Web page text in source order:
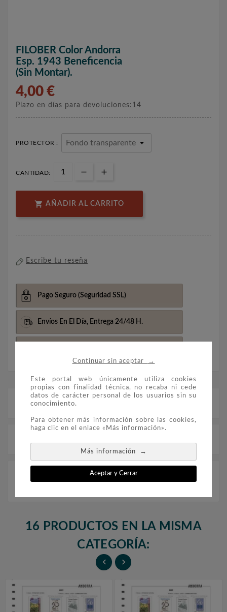
Continuar sin aceptar →
Este portal web únicamente utiliza cookies
propias con finalidad técnica, no recaba ni cede
datos de carácter personal de los usuarios sin su
conocimiento.
Para obtener más información sobre las cookies,
haga clic en el enlace «Más información».
Más información →
Aceptar y Cerrar
FILOBER Color Andorra
Esp. 1943 Beneficencia
(sin Montar).
4,00 €
Plazo en días para devoluciones:14
PROTECTOR :
CANTIDAD:
 AÑADIR AL CARRITO
Escribe tu reseña
Pago Seguro (Seguridad SSL)
Envíos En El Día, Entrega 24/48 H.
FILOBER Color Andorra Esp. 1943 Beneficencia (sin
montar). Númeración Edifil: Andorra Española
16 PRODUCTOS EN LA MISMA
CATEGORÍA:
 